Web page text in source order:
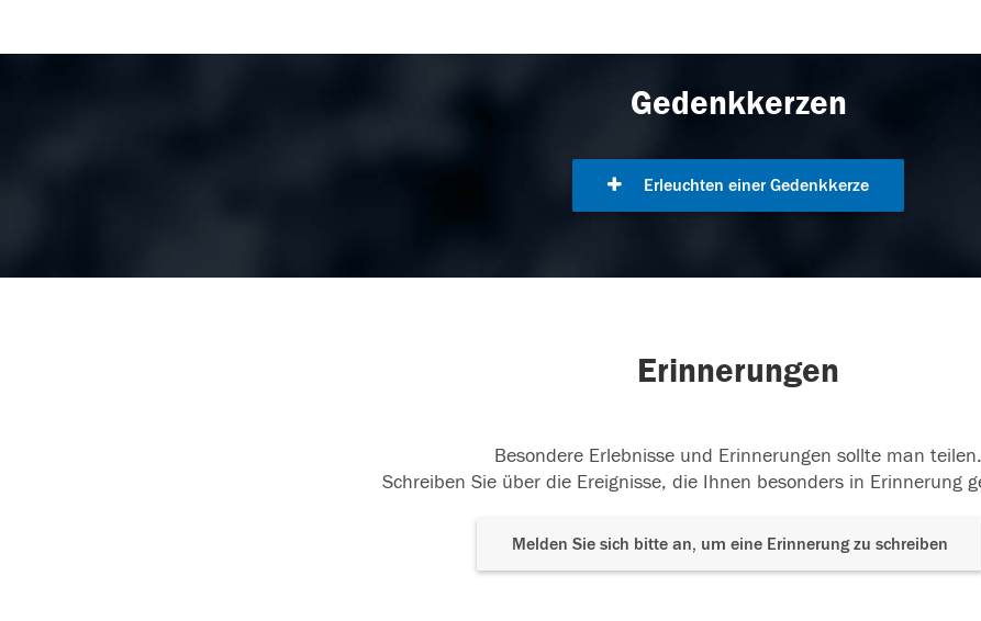
Gedenkkerzen
Erleuchten einer Gedenkkerze
Erinnerungen
Besondere Erlebnisse und Erinnerungen sollte man teilen.
Schreiben Sie über die Ereignisse, die Ihnen besonders in Erinnerung
Melden Sie sich bitte an, um eine Erinnerung zu schreiben